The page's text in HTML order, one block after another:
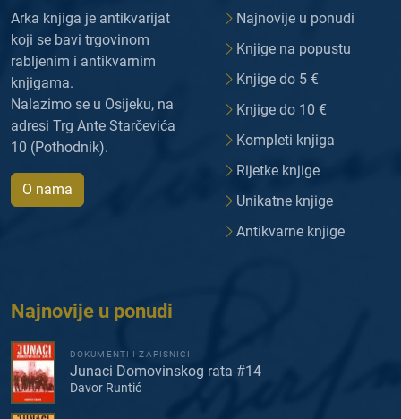
Arka knjiga je antikvarijat
koji se bavi trgovinom
rabljenim i antikvarnim
knjigama.
Nalazimo se u Osijeku, na
adresi Trg Ante Starčevića
10 (Pothodnik).
O nama
Najnovije u ponudi
Knjige na popustu
Knjige do 5 €
Knjige do 10 €
Kompleti knjiga
Rijetke knjige
Unikatne knjige
Antikvarne knjige
Najnovije u ponudi
DOKUMENTI I ZAPISNICI
Junaci Domovinskog rata #14
Davor Runtić